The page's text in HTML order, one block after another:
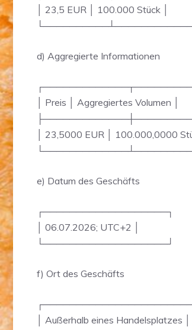
│ 23,5 EUR │ 100.000 Stück │
d) Aggregierte Informationen
│ Preis │ Aggregiertes Volumen │
│ 23,5000 EUR │ 100.000,0000
e) Datum des Geschäfts
┌───────────────────┐
│ 06.07.2026; UTC+2 │
└───────────────────┘
f) Ort des Geschäfts
│ Außerhalb eines Handelsplatzes │